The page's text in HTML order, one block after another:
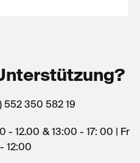
552 350 582 19
- 12.00 & 13:00 - 17: 00 | Fr
12:00